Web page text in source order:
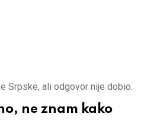
Srpske, ali odgovor nije dobio.
ne znam kako